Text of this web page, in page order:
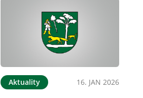
Aktuality 16. JAN 2026